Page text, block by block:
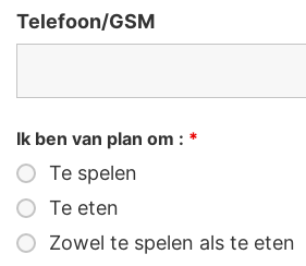
Telefoon/GSM
Ik ben van plan om : *
Te spelen
Te eten
Zowel te spelen als te eten